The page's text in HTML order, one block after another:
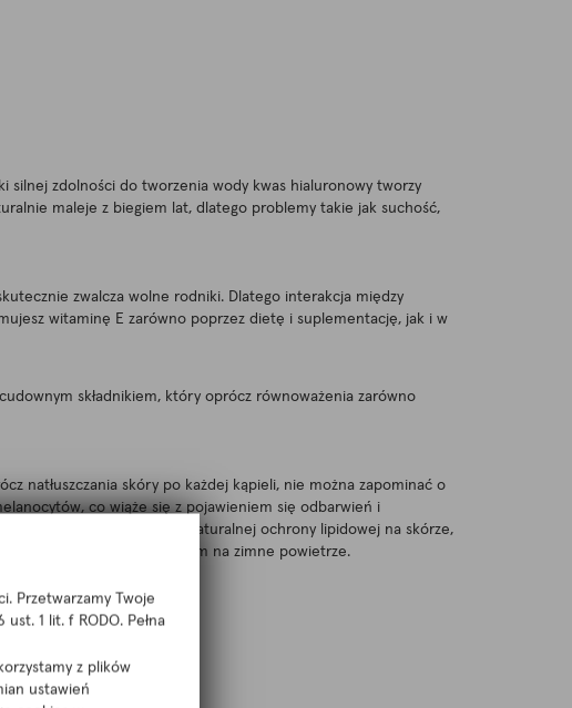
Przetwarzamy Twoje
1 lit. f RODO. Pełna
z plików
ustawień
silnej zdolności do tworzenia wody kwas hialuronowy tworzy
maleje z biegiem lat, dlatego problemy takie jak suchość,
zwalcza wolne rodniki. Dlatego interakcja między
witaminę E zarówno poprzez dietę i suplementację, jak i w
składnikiem, który oprócz równoważenia zarówno
natłuszczania skóry po każdej kąpieli, nie można zapominać o
co wiąże się z pojawieniem się odbarwień i
ochronę UV. Zanik naturalnej ochrony lipidowej na skórze,
twarz i usta, przed wyjściem na zimne powietrze.